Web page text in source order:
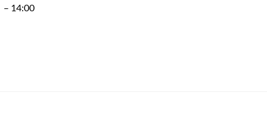
14:00